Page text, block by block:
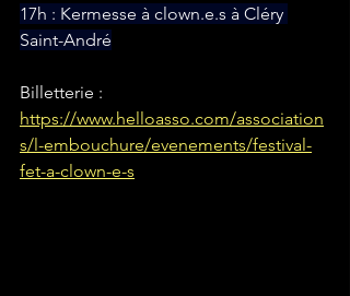
17h : Kermesse à clown.e.s à Cléry
Saint-André
Billetterie :
https://www.helloasso.com/association
s/l-embouchure/evenements/festival-
fet-a-clown-e-s